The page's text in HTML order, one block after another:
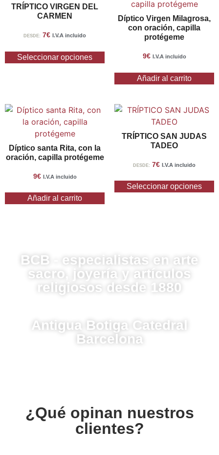
TRÍPTICO VIRGEN DEL
CARMEN
DESDE: 7€ I.V.A incluido
Seleccionar opciones
Díptico Virgen Milagrosa,
con oración, capilla
protégeme
9€ I.V.A incluido
Añadir al carrito
Díptico santa Rita, con la
oración, capilla protégeme
9€ I.V.A incluido
Añadir al carrito
TRÍPTICO SAN JUDAS
TADEO
DESDE: 7€ I.V.A incluido
Seleccionar opciones
BCB - especialistas en arte
sacro, joyería y artículos
religiosos desde 1880
Antigua Botiga Catedral
Barcelona
¿Qué opinan nuestros
clientes?